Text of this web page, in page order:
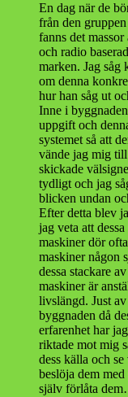
En dag när de
från den
fanns det
och radio
marken. Jag såg
om denna
hur han såg ut
Inne i
uppgift och
systemet så att
vände jag mig
skickade
tydligt och jag
blicken undan
Efter detta blev
jag veta att
maskiner dör
maskiner någon
dessa stackare
maskiner är
livslängd. Just
byggnaden då
erfarenhet har
riktade mot mig
dess källa och
beslöja dem
själv förlåta